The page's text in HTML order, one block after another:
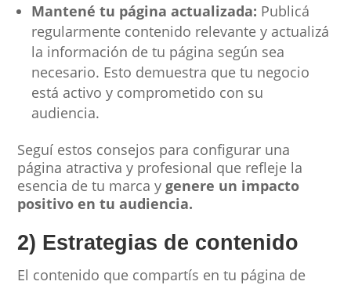
Mantené tu página actualizada: Publicá
regularmente contenido relevante y actualizá
la información de tu página según sea
necesario. Esto demuestra que tu negocio
está activo y comprometido con su
audiencia.
Seguí estos consejos para configurar una
página atractiva y profesional que refleje la
esencia de tu marca ygenere un impacto
positivo en tu audiencia.
2) Estrategias de contenido
El contenido que compartís en tu página de